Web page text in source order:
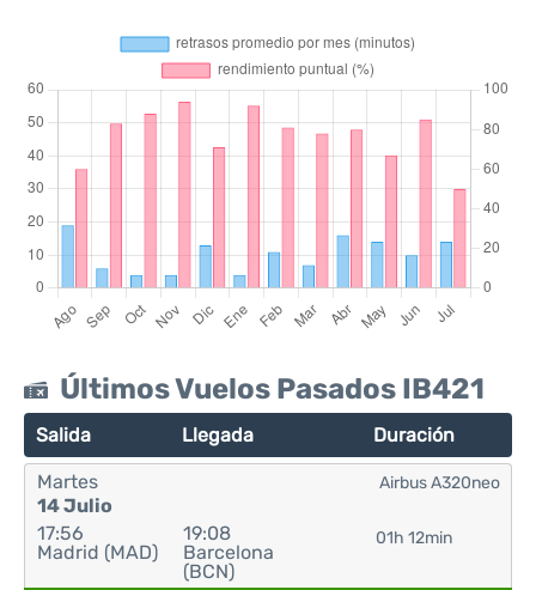
Últimos Vuelos Pasados IB421
Salida Llegada Duración
Martes
14 Julio
17:56
Madrid (MAD)
19:08
Barcelona
(BCN)
01h 12min
Airbus A320neo